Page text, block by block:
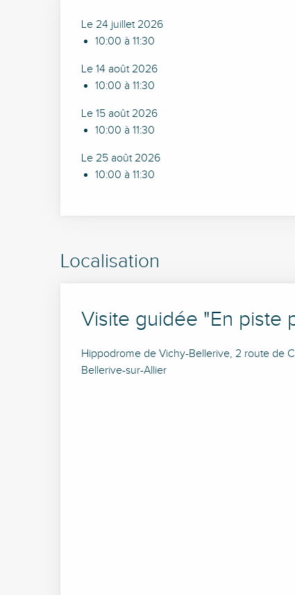
Le 24 juillet 2026
10:00 à 11:30
Le 14 août 2026
10:00 à 11:30
Le 15 août 2026
10:00 à 11:30
Le 25 août 2026
10:00 à 11:30
Localisation
Visite guidée "En piste
Hippodrome de Vichy-Bellerive, 2 route de
Bellerive-sur-Allier